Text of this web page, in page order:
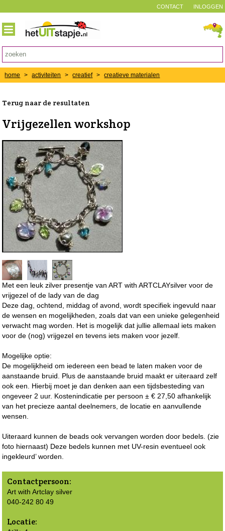
INLOGGEN
CONTACT
home > activiteiten > creatief > creatieve materialen
Terug naar de resultaten
Vrijgezellen workshop
Met een leuk zilver presentje van ART with ARTCLAYsilver voor de
vrijgezel of de lady van de dag
Deze dag, ochtend, middag of avond, wordt specifiek ingevuld naar
de wensen en mogelijkheden, zoals dat van een unieke gelegenheid
verwacht mag worden. Het is mogelijk dat jullie allemaal iets maken
voor de (nog) vrijgezel en tevens iets maken voor jezelf.
Mogelijke optie:
De mogelijkheid om iedereen een bead te laten maken voor de
aanstaande bruid. Plus de aanstaande bruid maakt er uiteraard zelf
ook een. Hierbij moet je dan denken aan een tijdsbesteding van
ongeveer 2 uur. Kostenindicatie per persoon ± € 27,50 afhankelijk
van het precieze aantal deelnemers, de locatie en aanvullende
wensen.
Uiteraard kunnen de beads ook vervangen worden door bedels. (zie
foto hiernaast) Deze bedels kunnen met UV-resin eventueel ook
ingekleurd’ worden.
Contactpersoon:
Art with Artclay silver
040-242 80 49
Locatie: